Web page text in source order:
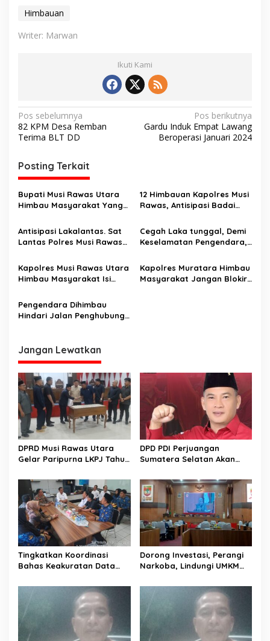
Himbauan
Writer: Marwan
Ikuti Kami
N
a
i
g
a
i
o
s
Pos sebelumnya
82 KPM Desa Remban
Terima BLT DD
Pos berikutnya
Gardu Induk Empat Lawang
Beroperasi Januari 2024
Posting Terkait
Bupati Musi Rawas Utara
Himbau Masyarakat Yang
Bantuan, Bisa Input Sendiri
12 Himbauan Kapolres Musi
Rawas, Antisipasi Badai
Antisipasi Lakalantas. Sat
Lantas Polres Musi Rawas
Keselamatan Dan Cek
Jembatan Rusak
Cegah Laka tunggal, Demi
Keselamatan Pengendara,
Rawas Pasang Spanduk
Hati-Hati Di Jembatan
Tanpa Pembatas
Kapolres Musi Rawas Utara
Himbau Masyarakat Isi
Baru Dengan Kegiatan
Keagamaan
Kapolres Muratara Himbau
Masyarakat Jangan Blokir
Pengendara Dihimbau
Hindari Jalan Penghubung
Jangan Lewatkan
DPRD Musi Rawas Utara
Gelar Paripurna LKPJ Tahun
DPD PDI Perjuangan
Sumatera Selatan Akan
Dan Bersahabat
Tingkatkan Koordinasi
Bahas Keakuratan Data
Dorong Investasi, Perangi
Narkoba, Lindungi UMKM
Ajukan 5 Raperda